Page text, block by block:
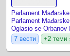
7 вести
+2 теми